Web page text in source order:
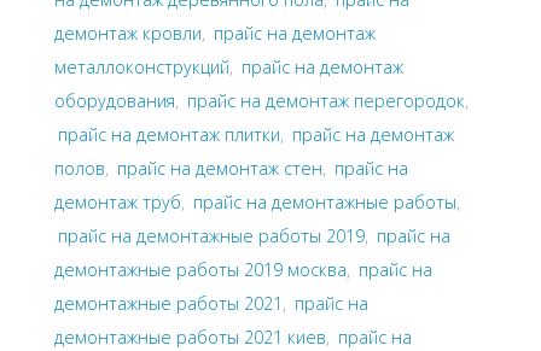
демонтаж кровли, прайс на демонтаж
металлоконструкций, прайс на демонтаж
оборудования, прайс на демонтаж перегородок,
прайс на демонтаж плитки, прайс на демонтаж
полов, прайс на демонтаж стен, прайс на
демонтаж труб, прайс на демонтажные работы,
прайс на демонтажные работы 2019, прайс на
демонтажные работы 2019 москва, прайс на
демонтажные работы 2021 , прайс на
демонтажные работы 2021 киев, прайс на